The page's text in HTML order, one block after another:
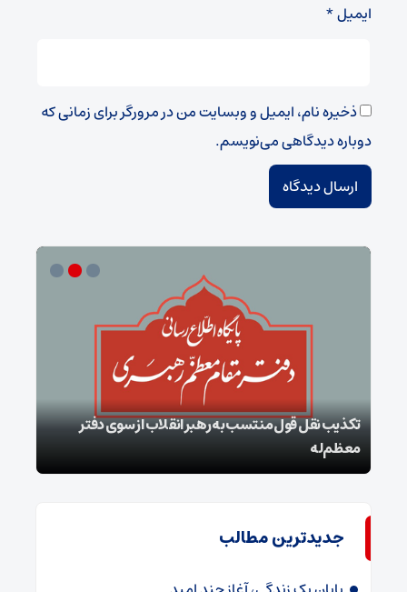
ایمیل*
ذخیره نام، ایمیل و وبسایت من در مرورگر برای زمانی که
دوباره دیدگاهی می‌نویسم.
تکذیب نقل قول منتسب به رهبر انقلاب از سوی دفتر
معظم‌له
جدیدترین مطالب